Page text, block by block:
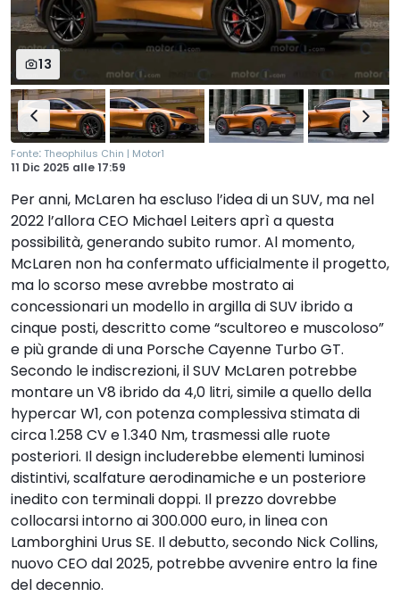
13
Fonte: Theophilus Chin | Motor1
11 Dic 2025 alle17:59
Per anni, McLaren ha escluso l’idea di un SUV, ma nel
2022 l’allora CEO Michael Leiters aprì a questa
possibilità, generando subito rumor. Al momento,
McLaren non ha confermato ufficialmente il progetto,
ma lo scorso mese avrebbe mostrato ai
concessionari un modello in argilla di SUV ibrido a
cinque posti, descritto come “scultoreo e muscoloso”
e più grande di una Porsche Cayenne Turbo GT.
Secondo le indiscrezioni, il SUV McLaren potrebbe
montare un V8 ibrido da 4,0 litri, simile a quello della
hypercar W1, con potenza complessiva stimata di
circa 1.258 CV e 1.340 Nm, trasmessi alle ruote
posteriori. Il design includerebbe elementi luminosi
distintivi, scalfature aerodinamiche e un posteriore
inedito con terminali doppi. Il prezzo dovrebbe
collocarsi intorno ai 300.000 euro, in linea con
Lamborghini Urus SE. Il debutto, secondo Nick Collins,
nuovo CEO dal 2025, potrebbe avvenire entro la fine
del decennio.